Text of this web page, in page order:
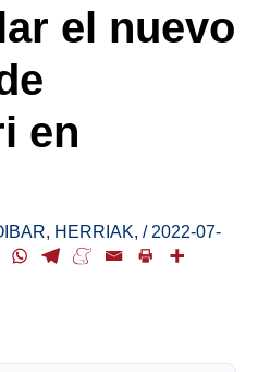
el nuevo
en
, HERRIAK, / 2022-07-